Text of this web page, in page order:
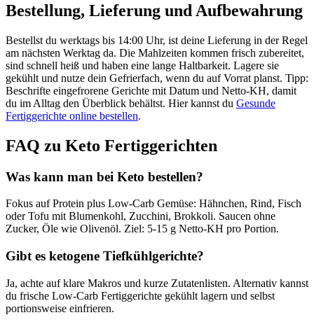
Bestellung, Lieferung und Aufbewahrung
Bestellst du werktags bis 14:00 Uhr, ist deine Lieferung in der Regel
am nächsten Werktag da. Die Mahlzeiten kommen frisch zubereitet,
sind schnell heiß und haben eine lange Haltbarkeit. Lagere sie
gekühlt und nutze dein Gefrierfach, wenn du auf Vorrat planst. Tipp:
Beschrifte eingefrorene Gerichte mit Datum und Netto-KH, damit
du im Alltag den Überblick behältst. Hier kannst du Gesunde
Fertiggerichte online bestellen.
FAQ zu Keto Fertiggerichten
Was kann man bei Keto bestellen?
Fokus auf Protein plus Low-Carb Gemüse: Hähnchen, Rind, Fisch
oder Tofu mit Blumenkohl, Zucchini, Brokkoli. Saucen ohne
Zucker, Öle wie Olivenöl. Ziel: 5-15 g Netto-KH pro Portion.
Gibt es ketogene Tiefkühlgerichte?
Ja, achte auf klare Makros und kurze Zutatenlisten. Alternativ kannst
du frische Low-Carb Fertiggerichte gekühlt lagern und selbst
portionsweise einfrieren.